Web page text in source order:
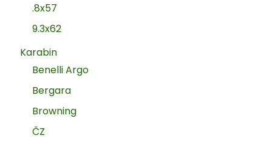
.8x57
9.3x62
Karabin
Benelli Argo
Bergara
Browning
ČZ